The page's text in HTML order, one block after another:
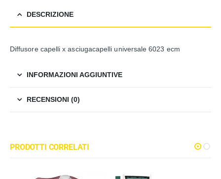
DESCRIZIONE
Diffusore capelli x asciugacapelli universale 6023 ecm
INFORMAZIONI AGGIUNTIVE
RECENSIONI (0)
PRODOTTI CORRELATI